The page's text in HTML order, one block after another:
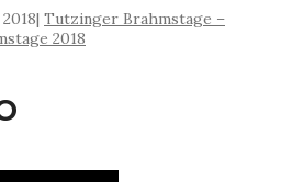
| Tutzinger Brahmstage –
2018